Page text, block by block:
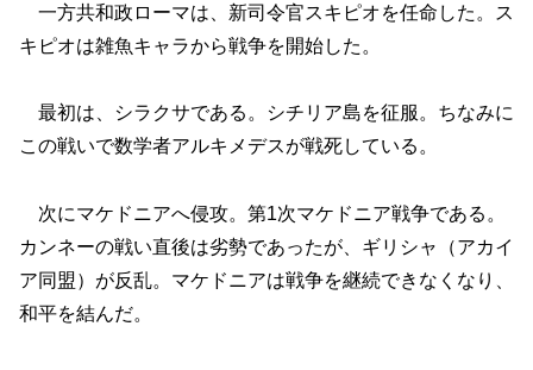
一方共和政ローマは、新司令官スキピオを任命した。ス
キピオは雑魚キャラから戦争を開始した。
最初は、シラクサである。シチリア島を征服。ちなみに
この戦いで数学者アルキメデスが戦死している。
次にマケドニアへ侵攻。第1次マケドニア戦争である。
カンネーの戦い直後は劣勢であったが、ギリシャ（アカイ
ア同盟）が反乱。マケドニアは戦争を継続できなくなり、
和平を結んだ。